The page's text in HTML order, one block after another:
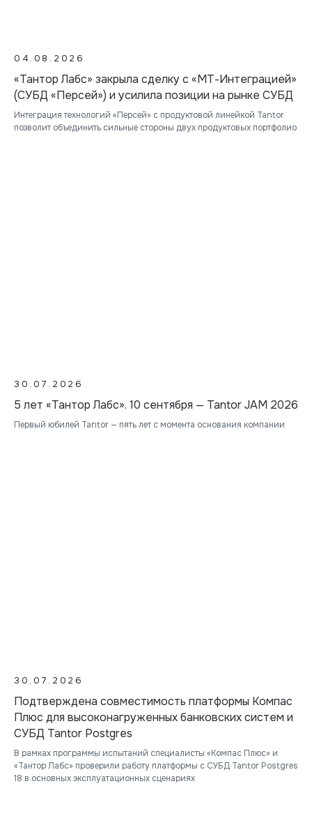
04.08.2026
«Тантор Лабс» закрыла сделку с «МТ-Интеграцией»
(СУБД «Персей») и усилила позиции на рынке СУБД
Интеграция технологий «Персей» с продуктовой линейкой Tantor
позволит объединить сильные стороны двух продуктовых портфолио
30.07.2026
5 лет «Тантор Лабс». 10 сентября — Tantor JAM 2026
Первый юбилей Tantor — пять лет с момента основания компании
30.07.2026
Подтверждена совместимость платформы Компас
Плюс для высоконагруженных банковских систем и
СУБД Tantor Postgres
В рамках программы испытаний специалисты «Компас Плюс» и
«Тантор Лабс» проверили работу платформы с СУБД Tantor Postgres
18 в основных эксплуатационных сценариях